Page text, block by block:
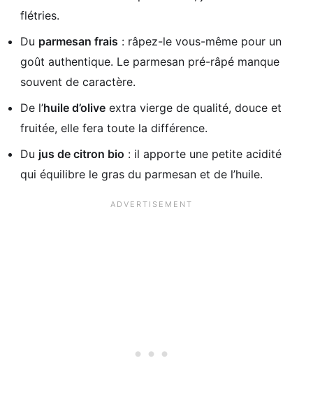
flétries.
Du parmesan frais : râpez-le vous-même pour un
goût authentique. Le parmesan pré-râpé manque
souvent de caractère.
De l’huile d’olive extra vierge de qualité, douce et
fruitée, elle fera toute la différence.
Du jus de citron bio : il apporte une petite acidité
qui équilibre le gras du parmesan et de l’huile.